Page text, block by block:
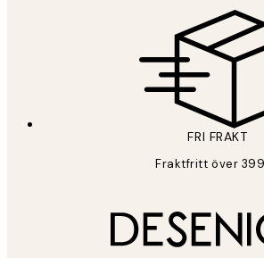
FRI FRAKT
Fraktfritt över